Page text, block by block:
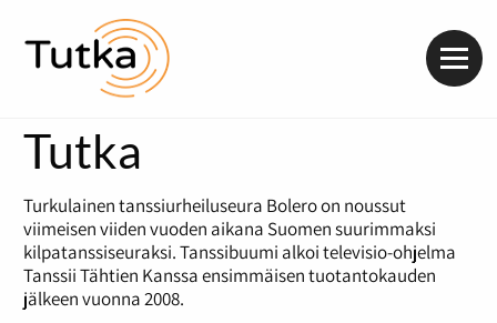
Tutka
Turkulainen tanssiurheiluseura Bolero on noussut
viimeisen viiden vuoden aikana Suomen suurimmaksi
kilpatanssiseuraksi. Tanssibuumi alkoi televisio-ohjelma
Tanssii Tähtien Kanssa ensimmäisen tuotantokauden
jälkeen vuonna 2008.